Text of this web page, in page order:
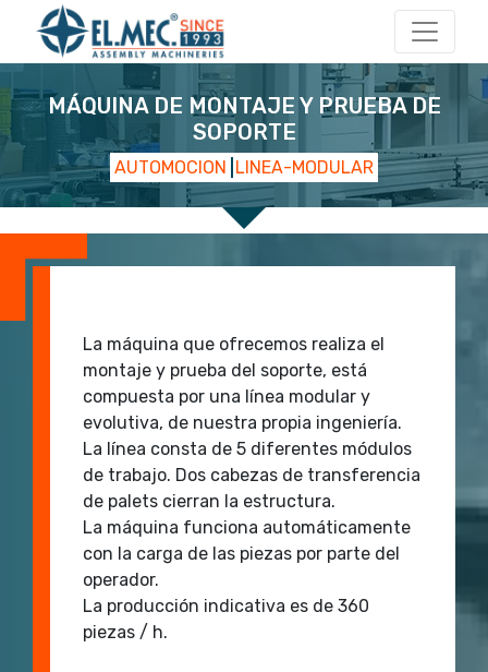
Navegación principal
MÁQUINA DE MONTAJE Y PRUEBA DE
SOPORTE
AUTOMOCION LINEA-MODULAR
La máquina que ofrecemos realiza el
montaje y prueba del soporte, está
compuesta por una línea modular y
evolutiva, de nuestra propia ingeniería.
La línea consta de 5 diferentes módulos
de trabajo. Dos cabezas de transferencia
de palets cierran la estructura.
La máquina funciona automáticamente
con la carga de las piezas por parte del
operador.
La producción indicativa es de 360 ​​
piezas / h.